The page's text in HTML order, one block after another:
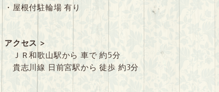
・屋根付駐輪場 有り
アクセス >
ＪＲ和歌山駅から 車で 約5分
貴志川線 日前宮駅から 徒歩 約3分